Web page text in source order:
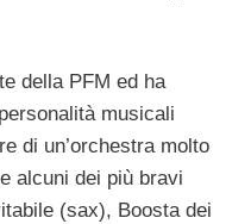
della PFM ed ha
musicali
di un’orchestra molto
alcuni dei più bravi
(sax), Boosta dei